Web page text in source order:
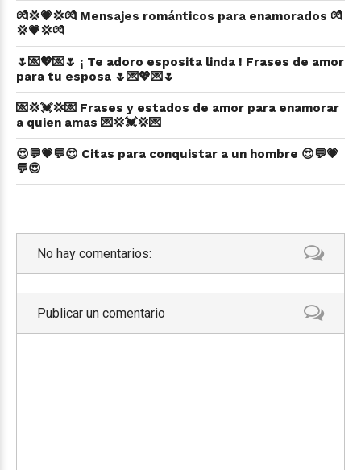
💏💢💗💢💏 Mensajes románticos para enamorados 💏
💢💗💢💏
🌷💌💖💌🌷 ¡ Te adoro esposita linda ! Frases de amor
para tu esposa 🌷💌💖💌🌷
💌💢💓💢💌 Frases y estados de amor para enamorar
a quien amas 💌💢💓💢💌
😍💬💗💬😍 Citas para conquistar a un hombre 😍💬💗
💬😍
No hay comentarios:
Publicar un comentario